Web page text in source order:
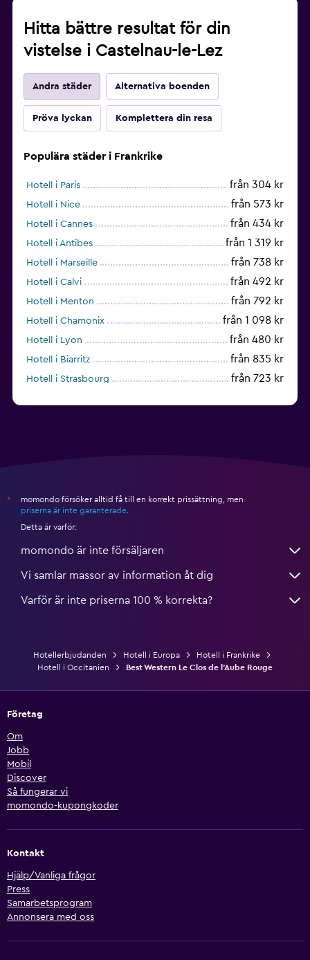
Hitta bättre resultat för din
vistelse i Castelnau-le-Lez
Andra städer Alternativa boenden
Pröva lyckan Komplettera din resa
Populära städer i Frankrike
Hotell i Paris från 304 kr
Hotell i Nice från 573 kr
Hotell i Cannes från 434 kr
Hotell i Antibes från 1 319 kr
Hotell i Marseille från 738 kr
Hotell i Calvi från 492 kr
Hotell i Menton från 792 kr
Hotell i Chamonix från 1 098 kr
Hotell i Lyon från 480 kr
Hotell i Biarritz från 835 kr
Hotell i Strasbourg från 723 kr
*
momondo försöker alltid få till en korrekt prissättning, men
priserna är inte garanterade
Detta är varför:
momondo är inte försäljaren
Vi samlar massor av information åt dig
Varför är inte priserna 100 % korrekta?
Hotellerbjudanden Hotell i Europa
Hotell i Frankrike
Hotell i Occitanien
Best Western Le Clos de l'Aube Rouge
Företag
Om
Jobb
Mobil
Discover
Så fungerar vi
momondo-kupongkoder
Kontakt
Hjälp/Vanliga frågor
Press
Samarbetsprogram
Annonsera med oss